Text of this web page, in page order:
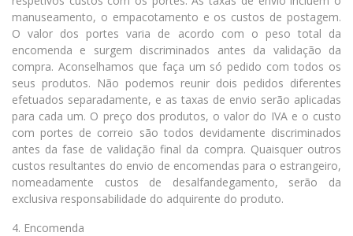
manuseamento, o empacotamento e os custos de postagem.
O valor dos portes varia de acordo com o peso total da
encomenda e surgem discriminados antes da validação da
compra. Aconselhamos que faça um só pedido com todos os
seus produtos. Não podemos reunir dois pedidos diferentes
efetuados separadamente, e as taxas de envio serão aplicadas
para cada um. O preço dos produtos, o valor do IVA e o custo
com portes de correio são todos devidamente discriminados
antes da fase de validação final da compra. Quaisquer outros
custos resultantes do envio de encomendas para o estrangeiro,
nomeadamente custos de desalfandegamento, serão da
exclusiva responsabilidade do adquirente do produto.
4. Encomenda